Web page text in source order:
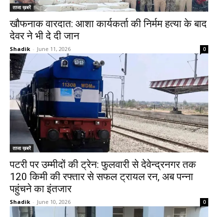
ताजा ख़बरें
खौफनाक वारदात: आशा कार्यकर्ता की निर्मम हत्या के बाद
देवर ने भी दे दी जान
Shadik - June 11, 2026 0
ताजा ख़बरें
पटरी पर उम्मीदों की ट्रेन: फुलवारी से देवेन्द्रनगर तक
120 किमी की रफ्तार से सफल ट्रायल रन, अब पन्ना
पहुंचने का इंतजार
Shadik - June 10, 2026 0